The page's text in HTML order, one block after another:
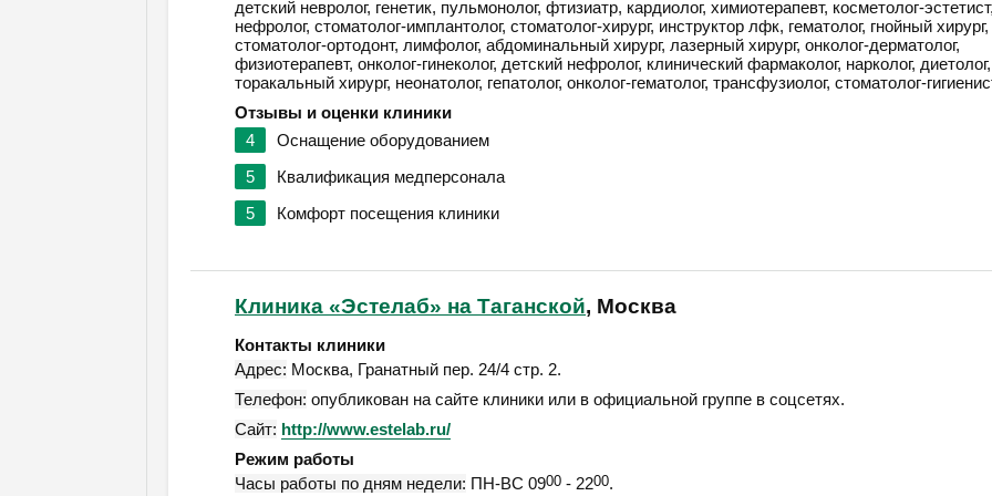
детский невролог, генетик, пульмонолог, фтизиатр, кардиолог, химиотерапевт, косметолог-
нефролог, стоматолог-имплантолог, стоматолог-хирург, инструктор лфк, гематолог, гнойный хирург,
стоматолог-ортодонт, лимфолог, абдоминальный хирург, лазерный хирург, онколог-дерматолог,
физиотерапевт, онколог-гинеколог, детский нефролог, клинический фармаколог, нарколог, диетолог,
торакальный хирург, неонатолог, гепатолог, онколог-гематолог, трансфузиолог, стоматолог-
Отзывы и оценки клиники
4
Оснащение оборудованием
5
Квалификация медперсонала
5
Комфорт посещения клиники
Клиника «Эстелаб» на Таганской, Москва
Контакты клиники
Адрес: Москва, Гранатный пер. 24/4 стр. 2.
Телефон: опубликован на сайте клиники или в официальной группе в соцсетях.
Сайт: http://www.estelab.ru/
Режим работы
Часы работы по дням недели: ПН-ВС 0900 - 2200.